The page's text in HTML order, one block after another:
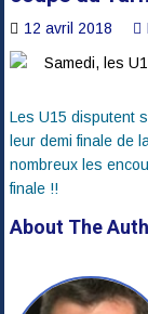
12 avril 2018
Les U15 disputent
leur demi finale de
nombreux les
finale !!
About The